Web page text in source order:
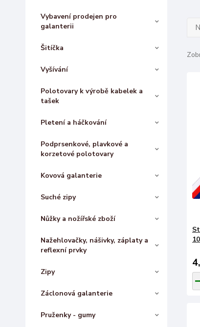
Vybavení prodejen pro
galanterii
Šitíčka
Vyšívání
Polotovary k výrobě kabelek a
tašek
Pletení a háčkování
Podprsenkové, plavkové a
korzetové polotovary
Kovová galanterie
Suché zipy
Nůžky a nožířské zboží
Nažehlovačky, nášivky, záplaty a
reflexní prvky
Zipy
Záclonová galanterie
Pruženky - gumy